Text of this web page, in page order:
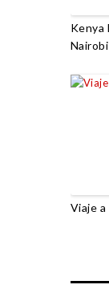
Kenya
Viaje a